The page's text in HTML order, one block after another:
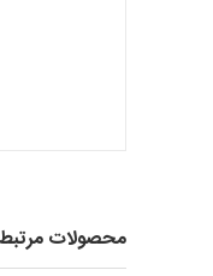
محصولات